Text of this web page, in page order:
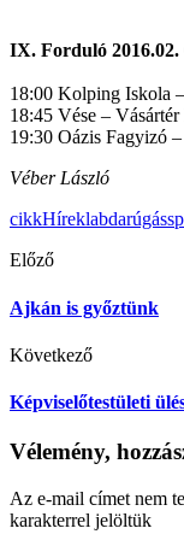
IX. Forduló 2016.02.
18:00 Kolping Iskola
18:45 Vése –
19:30 Oázis Fagyizó
Véber László
cikkHíreklabdarúgás
Előző
Ajkán is győztünk
Következő
Képviselőtestületi
Vélemény,
Az e-mail címet nem
karakterrel jelöltük